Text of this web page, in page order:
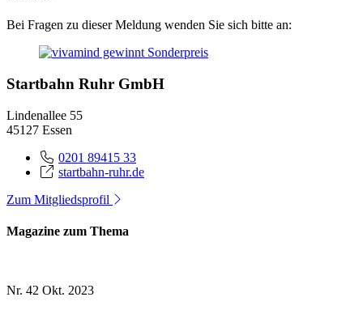
Bei Fragen zu dieser Meldung wenden Sie sich bitte an:
Startbahn Ruhr GmbH
Lindenallee 55
45127 Essen
0201 89415 33
startbahn-ruhr.de
Zum Mitgliedsprofil
Magazine zum Thema
Nr. 42 Okt. 2023